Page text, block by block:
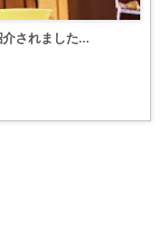
介されました...